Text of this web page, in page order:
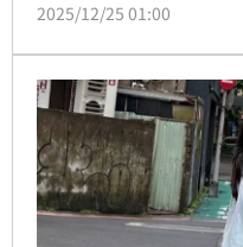
統，短短時間內痛失約
2025/12/25 01:00